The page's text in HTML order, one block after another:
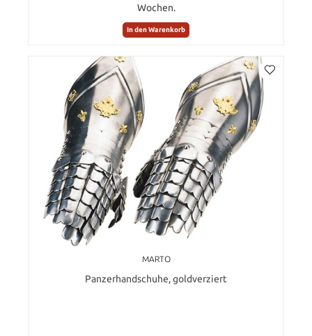
Wochen.
In den Warenkorb
MARTO
Panzerhandschuhe, goldverziert